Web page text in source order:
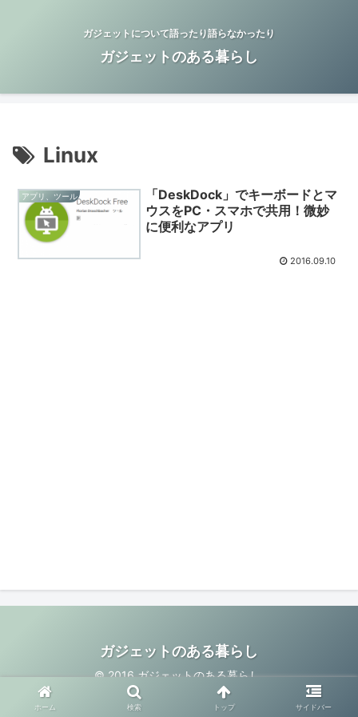
ガジェットについて語ったり語らなかったり
ガジェットのある暮らし
Linux
アプリ、ツール
「DeskDock」でキーボードとマ
ウスをPC・スマホで共用！微妙
に便利なアプリ
2016.09.10
ガジェットのある暮らし
© 2016 ガジェットのある暮らし.
ホーム 検索 トップ サイドバー